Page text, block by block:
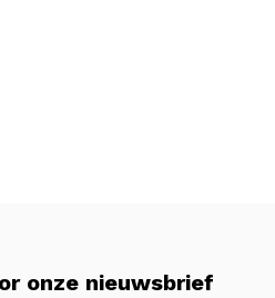
onze nieuwsbrief